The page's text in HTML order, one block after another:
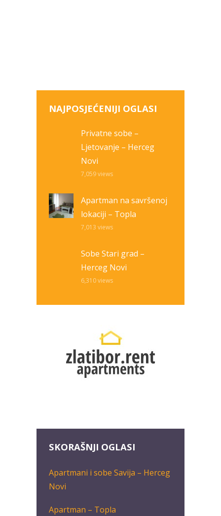
NAJPOSJEĆENIJI OGLASI
Privatne sobe –
Ljetovanje – Herceg
Novi
7,059views
Apartman na savršenoj
lokaciji – Topla
7,013 views
Sobe Stari grad –
Herceg Novi
6,310views
SKORAŠNJI OGLASI
Apartmani i sobe Savija – Herceg
Novi
Apartman – Topla